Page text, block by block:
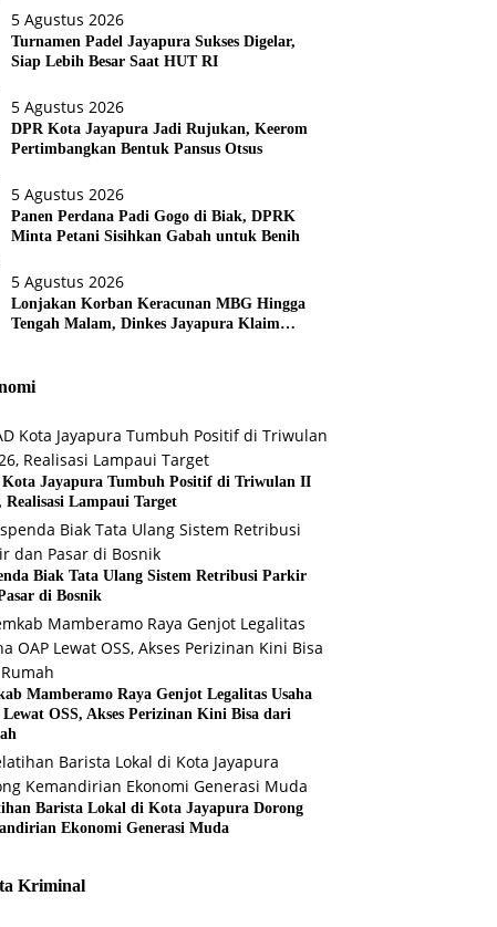
5 Agustus 2026
Turnamen Padel Jayapura Sukses Digelar,
Siap Lebih Besar Saat HUT RI
5 Agustus 2026
DPR Kota Jayapura Jadi Rujukan, Keerom
Pertimbangkan Bentuk Pansus Otsus
5 Agustus 2026
Panen Perdana Padi Gogo di Biak, DPRK
Minta Petani Sisihkan Gabah untuk Benih
5 Agustus 2026
Lonjakan Korban Keracunan MBG Hingga
Tengah Malam, Dinkes Jayapura Klaim
Kota Jayapura Tumbuh Positif di Triwulan II
Realisasi Lampaui Target
Biak Tata Ulang Sistem Retribusi Parkir
di Bosnik
Mamberamo Raya Genjot Legalitas Usaha
Lewat OSS, Akses Perizinan Kini Bisa dari
Barista Lokal di Kota Jayapura Dorong
Ekonomi Generasi Muda
Kriminal